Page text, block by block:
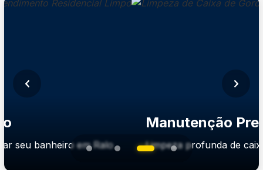
seu banheiro em Ralo
Manutenção
Limpeza profunda de
Imagem anterior